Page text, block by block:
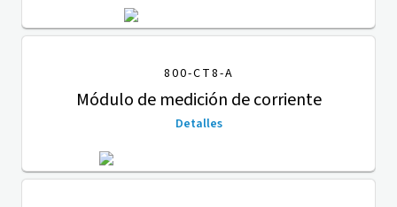
800-CT8-A
Módulo de medición de corriente
Detalles